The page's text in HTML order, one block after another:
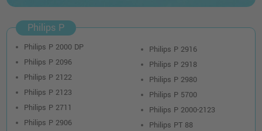
Philips P
Philips P 2000 DP
Philips P 2096
Philips P 2122
Philips P 2123
Philips P 2711
Philips P 2906
Philips P 2916
Philips P 2918
Philips P 2980
Philips P 5700
Philips P 2000-2123
Philips PT 88